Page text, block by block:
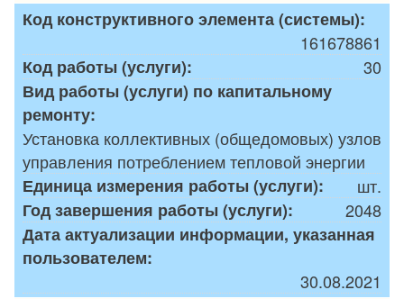
Код конструктивного элемента (системы):
161678861
Код работы (услуги):
30
Вид работы (услуги) по капитальному
ремонту:
Установка коллективных (общедомовых) узлов
управления потреблением тепловой энергии
Единица измерения работы (услуги):
шт.
Год завершения работы (услуги):
2048
Дата актуализации информации, указанная
пользователем:
30.08.2021